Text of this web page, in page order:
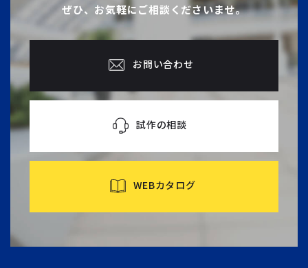
ぜひ、お気軽にご相談くださいませ。
お問い合わせ
試作の相談
WEBカタログ